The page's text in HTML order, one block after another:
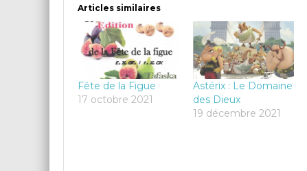
Articles similaires
Fête de la Figue
17 octobre 2021
Astérix : Le Domaine
des Dieux
19 décembre 2021